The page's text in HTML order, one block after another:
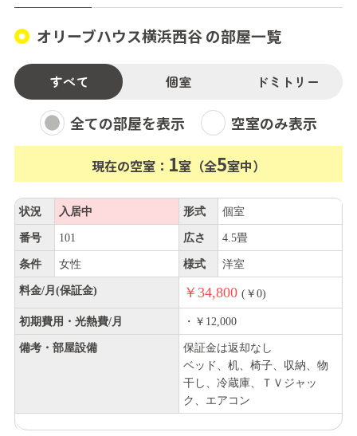
オリーブハウス横浜西谷 の部屋一覧
すべて 個室 ドミトリー
全ての部屋を表示 空室のみ表示
現在の空室： 1室（全5室中）
状況 入居中 形式 個室
番号 101 広さ 4.5畳
条件 女性 様式 洋室
料金/月(保証金) ￥34,800 (￥0)
初期費用・光熱費/月 ・￥12,000
備考・部屋設備
保証金は返却なし
ベッド、机、椅子、収納、物
干し、冷蔵庫、ＴＶジャッ
ク、エアコン